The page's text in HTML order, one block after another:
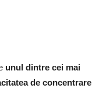
unul dintre cei mai
de